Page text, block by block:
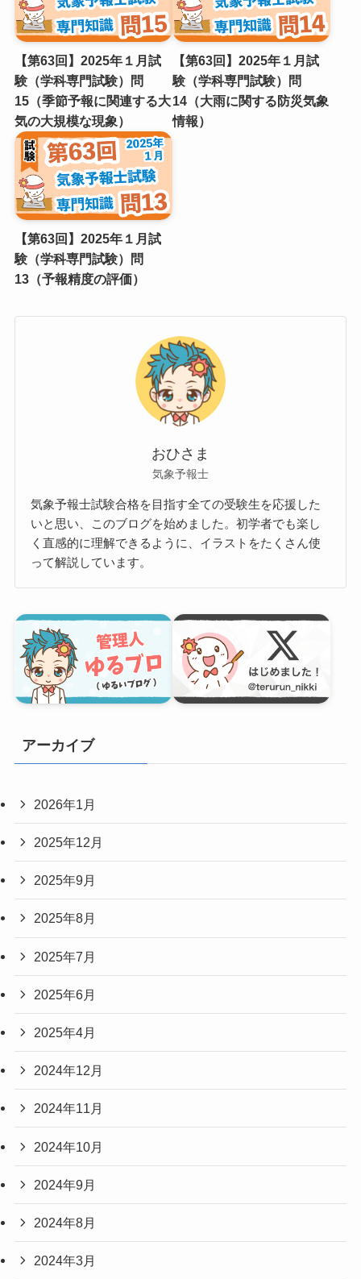
【第63回】2025年１月試
験（学科専門試験）問
15（季節予報に関連する⼤
気の⼤規模な現象）
【第63回】2025年１月試
験（学科専門試験）問
14（⼤⾬に関する防災気象
情報）
【第63回】2025年１月試
験（学科専門試験）問
13（予報精度の評価）
おひさま
気象予報士
気象予報士試験合格を目指す全ての受験生を応援した
いと思い、このブログを始めました。初学者でも楽し
く直感的に理解できるように、イラストをたくさん使
って解説しています。
アーカイブ
2026年1月
2025年12月
2025年9月
2025年8月
2025年7月
2025年6月
2025年4月
2024年12月
2024年11月
2024年10月
2024年9月
2024年8月
2024年3月